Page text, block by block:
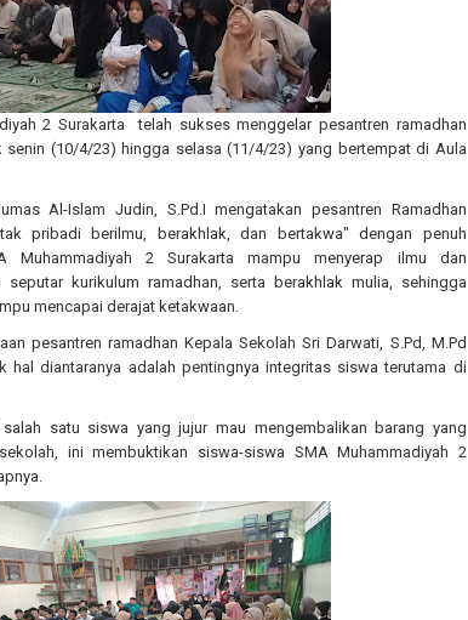
2 Surakarta telah sukses menggelar pesantren ramadhan
senin (10/4/23) hingga selasa (11/4/23) yang bertempat di Aula
Al-Islam Judin, S.Pd.I mengatakan pesantren Ramadhan
pribadi berilmu, berakhlak, dan bertakwa" dengan penuh
Muhammadiyah 2 Surakarta mampu menyerap ilmu dan
seputar kurikulum ramadhan, serta berakhlak mulia, sehingga
mencapai derajat ketakwaan.
pesantren ramadhan Kepala Sekolah Sri Darwati, S.Pd, M.Pd
hal diantaranya adalah pentingnya integritas siswa terutama di
satu siswa yang jujur mau mengembalikan barang yang
ini membuktikan siswa-siswa SMA Muhammadiyah 2